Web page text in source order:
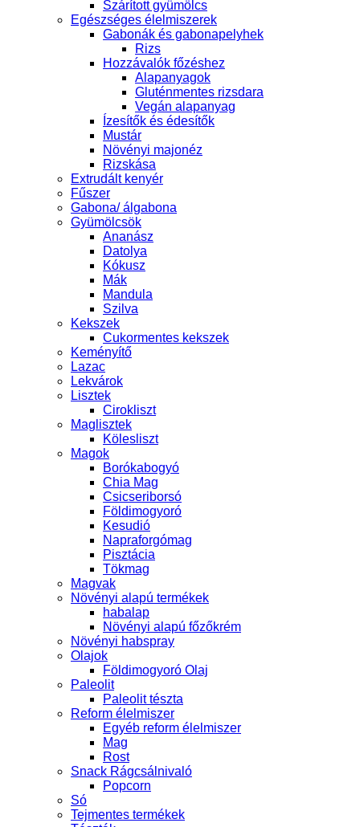
Szárított gyümölcs
Egészséges élelmiszerek
Gabonák és gabonapelyhek
Rizs
Hozzávalók főzéshez
Alapanyagok
Gluténmentes rizsdara
Vegán alapanyag
Ízesítők és édesítők
Mustár
Növényi majonéz
Rizskása
Extrudált kenyér
Fűszer
Gabona/ álgabona
Gyümölcsök
Ananász
Datolya
Kókusz
Mák
Mandula
Szilva
Kekszek
Cukormentes kekszek
Keményítő
Lazac
Lekvárok
Lisztek
Cirokliszt
Maglisztek
Kölesliszt
Magok
Borókabogyó
Chia Mag
Csicseriborsó
Földimogyoró
Kesudió
Napraforgómag
Pisztácia
Tökmag
Magvak
Növényi alapú termékek
habalap
Növényi alapú főzőkrém
Növényi habspray
Olajok
Földimogyoró Olaj
Paleolit
Paleolit tészta
Reform élelmiszer
Egyéb reform élelmiszer
Mag
Rost
Snack Rágcsálnivaló
Popcorn
Só
Tejmentes termékek